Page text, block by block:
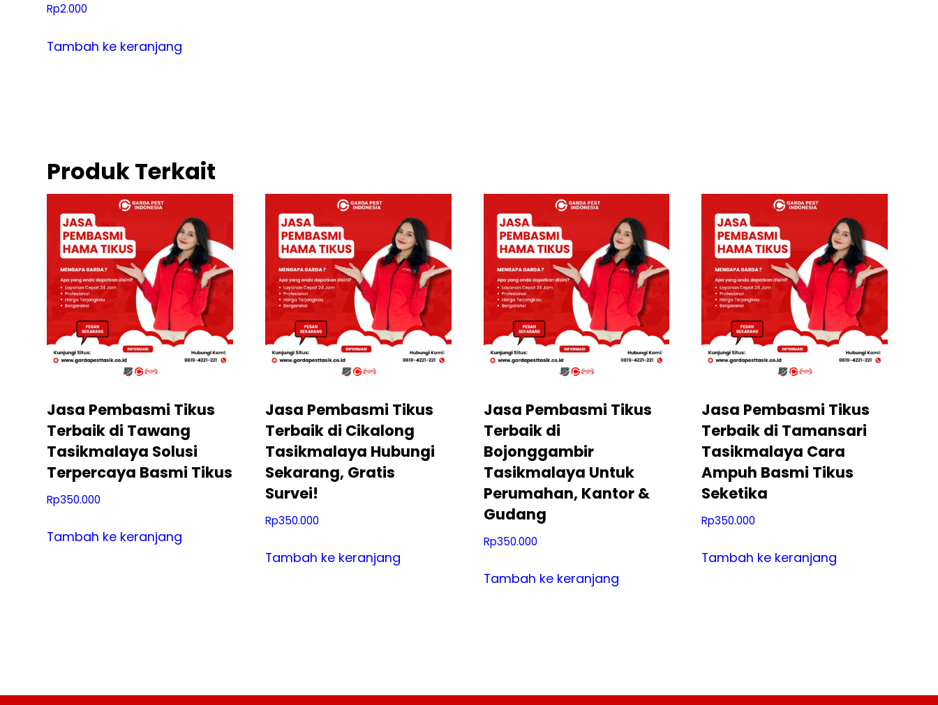
Rp2.000
Tambah ke keranjang
Produk Terkait
Jasa Pembasmi Tikus
Terbaik di Tawang
Tasikmalaya Solusi
Terpercaya Basmi Tikus
Rp350.000
Tambah ke keranjang
Jasa Pembasmi Tikus
Terbaik di Cikalong
Tasikmalaya Hubungi
Sekarang, Gratis
Survei!
Rp350.000
Tambah ke keranjang
Jasa Pembasmi Tikus
Terbaik di
Bojonggambir
Tasikmalaya Untuk
Perumahan, Kantor &
Gudang
Rp350.000
Tambah ke keranjang
Jasa Pembasmi Tikus
Terbaik di Tamansari
Tasikmalaya Cara
Ampuh Basmi Tikus
Seketika
Rp350.000
Tambah ke keranjang